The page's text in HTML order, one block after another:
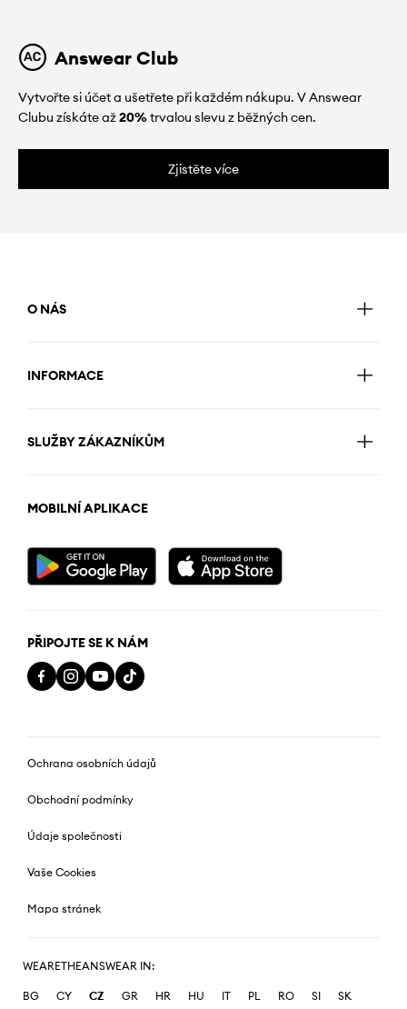
Answear Club
Vytvořte si účet a ušetřete při každém nákupu. V Answear
Clubu získáte až20%trvalou slevu z běžných cen.
Zjistěte více
O NÁS
INFORMACE
SLUŽBY ZÁKAZNÍKŮM
MOBILNÍ APLIKACE
PŘIPOJTE SE K NÁM
Ochrana osobních údajů
Obchodní podmínky
Údaje společnosti
Vaše Cookies
Mapa stránek
WEARETHEANSWEAR IN:
BG CY CZ GR HR HU IT PL RO SI SK